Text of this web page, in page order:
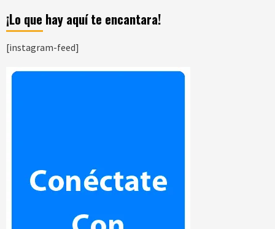
¡Lo que hay aquí te encantara!
[instagram-feed]